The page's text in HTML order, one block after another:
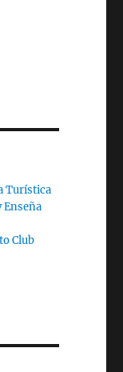
Turística
Enseña
Club